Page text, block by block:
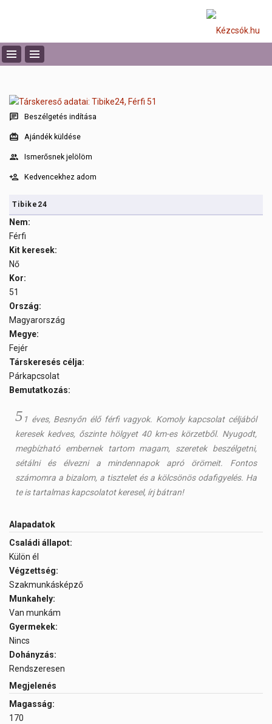
Beszélgetés indítása
Ajándék küldése
Ismerősnek jelölöm
Kedvencekhez adom
Tibike24
Nem:
Férfi
Kit keresek:
Nő
Kor:
51
Ország:
Magyarország
Megye:
Fejér
Társkeresés célja:
Párkapcsolat
Bemutatkozás:
5 1 éves, Besnyőn élő férfi vagyok. Komoly kapcsolat céljából
keresek kedves, őszinte hölgyet 40 km-es körzetből. Nyugodt,
megbízható embernek tartom magam, szeretek beszélgetni,
sétálni és élvezni a mindennapok apró örömeit. Fontos
számomra a bizalom, a tisztelet és a kölcsönös odafigyelés. Ha
te is tartalmas kapcsolatot keresel, írj bátran!
Alapadatok
Családi állapot:
Külön él
Végzettség:
Szakmunkásképző
Munkahely:
Van munkám
Gyermekek:
Nincs
Dohányzás:
Rendszeresen
Megjelenés
Magasság:
170